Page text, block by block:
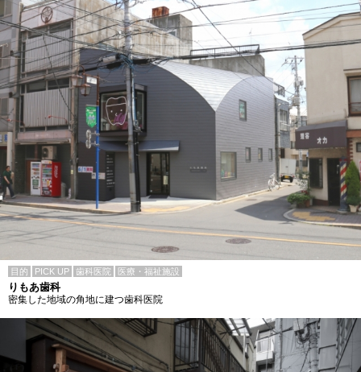
目的 PICK UP 歯科医院 医療・福祉施設
りもあ歯科
密集した地域の角地に建つ歯科医院